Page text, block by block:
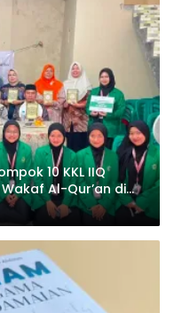
10 KKL IIQ
Al-Qur’an di